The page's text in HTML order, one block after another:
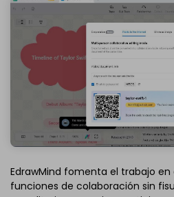
EdrawMind fomenta el trabajo
funciones de colaboración sin